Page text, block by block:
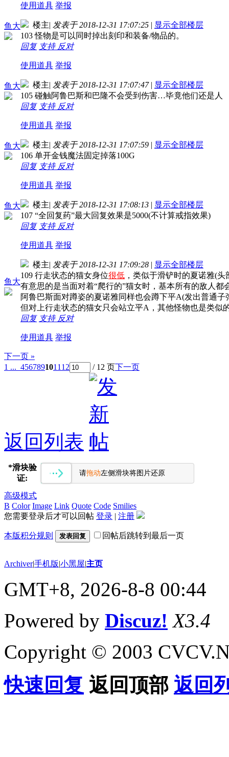
使用道具 举报
鱼大 楼主| 发表于 2018-12-31 17:07:25 | 显示全部楼层
103 怪物是可以同时掉出刻印和装备/物品的。
回复 支持 反对
使用道具 举报
鱼大 楼主| 发表于 2018-12-31 17:07:47 | 显示全部楼层
105 碰触阿鲁巴斯和巴隆不会受到伤害…毕竟他们还是人
回复 支持 反对
使用道具 举报
鱼大 楼主| 发表于 2018-12-31 17:07:59 | 显示全部楼层
106 单开金钱魔法固定掉落100G
回复 支持 反对
使用道具 举报
鱼大 楼主| 发表于 2018-12-31 17:08:13 | 显示全部楼层
107 “全回复药”最大回复效果是5000(不计算戒指效果)
回复 支持 反对
使用道具 举报
鱼大
楼主| 发表于 2018-12-31 17:09:28 | 显示全部楼层
109 行走状态的猫女身位很低 ，类似于滑铲时的夏诺雅(
有意思的是当面对着“爬行的”猫女时，基本所有的敌人都
阿鲁巴斯面对蹲姿的夏诺雅同样也会蹲下平A(发出普通子
但对上行走状态的猫女只会站立平A，其他怪物也是类似
回复 支持 反对
使用道具 举报
下一页 »
1 ... 4567891011 12 / 12 页下一页
返回列表
*滑块验
证:
请拖动左侧滑块将图片还原
高级模式
B Color Image Link Quote Code Smilies
您需要登录后才可以回帖 登录 | 注册
本版积分规则 发表回复 回帖后跳转到最后一页
Archiver|手机版|小黑屋|主页
GMT+8, 2026-8-8 00:44
Powered by Discuz! X3.4
Copyright © 2003
快速回复 返回顶部 返回